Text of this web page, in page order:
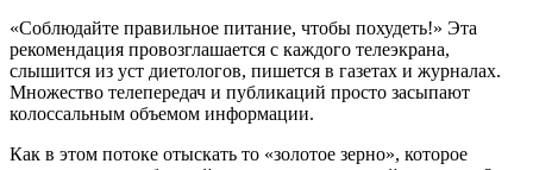
«Соблюдайте правильное питание, чтобы похудеть!» Эта
рекомендация провозглашается с каждого телеэкрана,
слышится из уст диетологов, пишется в газетах и журналах.
Множество телепередач и публикаций просто засыпают
колоссальным объемом информации.
Как в этом потоке отыскать то «золотое зерно», которое